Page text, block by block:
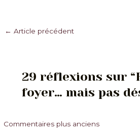
Navigation
← Article précédent
29 réflexions sur
foyer… mais pas
Commentaires
Commentaires plus anciens